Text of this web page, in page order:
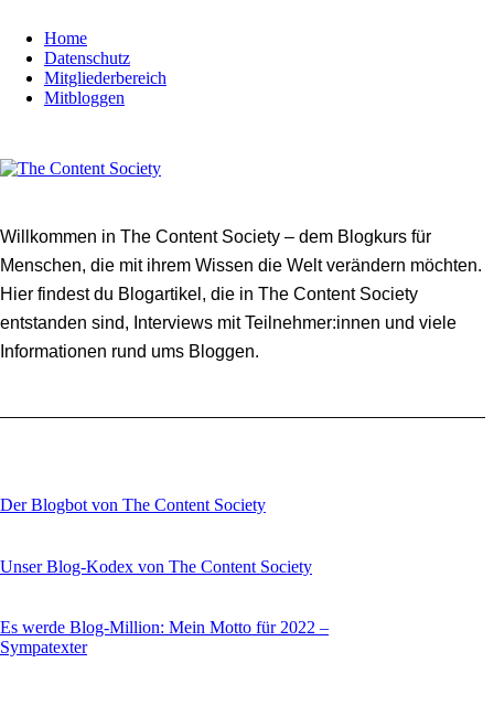
Home
Datenschutz
Mitgliederbereich
Mitbloggen
Willkommen in The Content Society – dem Blogkurs für
Menschen, die mit ihrem Wissen die Welt verändern möchten.
Hier findest du Blogartikel, die in The Content Society
entstanden sind, Interviews mit Teilnehmer:innen und viele
Informationen rund ums Bloggen.
Der Blogbot von The Content Society
Unser Blog-Kodex von The Content Society
Es werde Blog-Million: Mein Motto für 2022 –
Sympatexter